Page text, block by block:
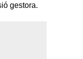
gestora.